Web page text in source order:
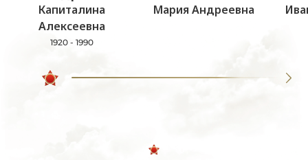
Капиталина
Алексеевна
1920 - 1990
Мария Андреевна